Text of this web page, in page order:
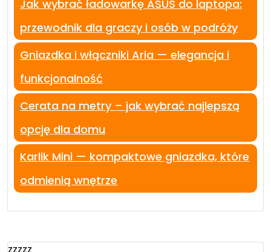
Jak wybrać ładowarkę ASUS do laptopa:
przewodnik dla graczy i osób w podróży
Gniazdka i włączniki Aria — elegancja i
funkcjonalność
Cerata na metry – jak wybrać najlepszą
opcję dla domu
Karlik Mini — kompaktowe gniazdka, które
odmienią wnętrze